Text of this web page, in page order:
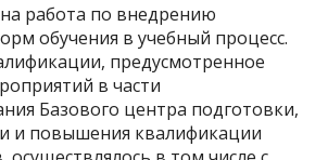
работа по внедрению
обучения в учебный процесс.
предусмотренное
в части
Базового центра подготовки,
и повышения квалификации